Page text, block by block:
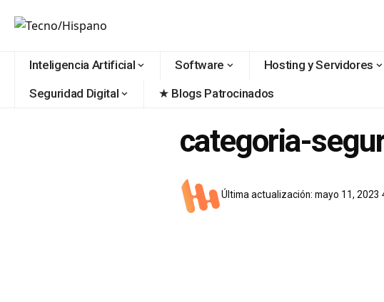
Inteligencia Artificial Software Hosting y Servidores
Seguridad Digital
★ Blogs Patrocinados
categoria-
Última actualización: mayo 11, 2023